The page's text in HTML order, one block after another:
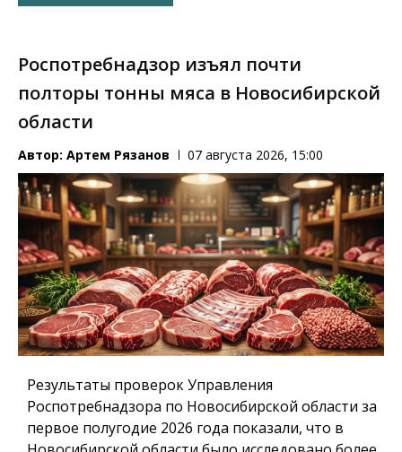
Роспотребнадзор изъял почти
полторы тонны мяса в Новосибирской
области
Автор: Артем Рязанов 07 августа 2026, 15:00
Результаты проверок Управления
Роспотребнадзора по Новосибирской области за
первое полугодие 2026 года показали, что в